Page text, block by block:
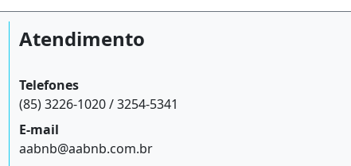
Atendimento
Telefones
(85) 3226-1020 / 3254-5341
E-mail
aabnb@aabnb.com.br